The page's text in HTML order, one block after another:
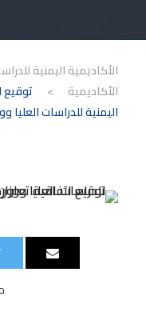
الأكاديمية اليمنية
الأكاديمية
>
توقيع
اليمنية للدراسات العليا